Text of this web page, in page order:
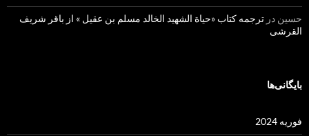
حسین در ترجمه کتاب «حیاة الشهید الخالد مسلم بن عقیل » از باقر شریف
القرشی
بایگانی‌ها
فوریه 2024